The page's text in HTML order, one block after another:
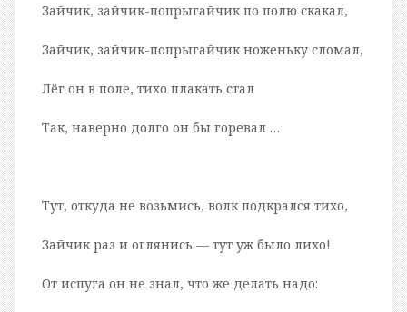
Зайчик, зайчик-попрыгайчик по полю скакал,
Зайчик, зайчик-попрыгайчик ноженьку сломал,
Лёг он в поле, тихо плакать стал
Так, наверно долго он бы горевал …
Тут, откуда не возьмись, волк подкрался тихо,
Зайчик раз и оглянись — тут уж было лихо!
От испуга он не знал, что же делать надо: